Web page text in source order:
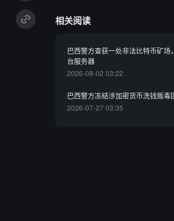
相关阅读
巴西警方查获一处非法比特币矿
台服务器
2026-08-02 03:22
巴西警方冻结涉加密货币洗钱贩
2026-07-27 03:35